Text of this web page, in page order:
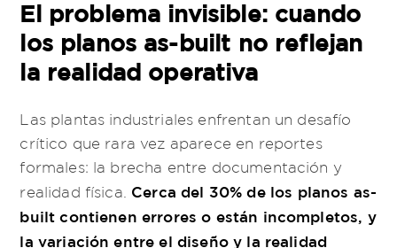
El problema invisible: cuando
los planos as-built no reflejan
la realidad operativa
Las plantas industriales enfrentan un desafío
crítico que rara vez aparece en reportes
formales: la brecha entre documentación y
realidad física. Cerca del 30% de los planos as-
built contienen errores o están incompletos, y
la variación entre el diseño y la realidad